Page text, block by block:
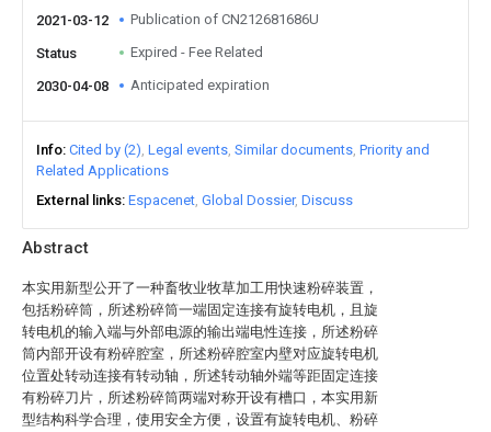
Abstract
本实用新型公开了一种畜牧业牧草加工用快速粉碎装置，
包括粉碎筒，所述粉碎筒一端固定连接有旋转电机，且旋
转电机的输入端与外部电源的输出端电性连接，所述粉碎
筒内部开设有粉碎腔室，所述粉碎腔室内壁对应旋转电机
位置处转动连接有转动轴，所述转动轴外端等距固定连接
有粉碎刀片，所述粉碎筒两端对称开设有槽口，本实用新
型结构科学合理，使用安全方便，设置有旋转电机、粉碎
2021-03-12 Publication of CN212681686U
Status Expired - Fee Related
2030-04-08 Anticipated expiration
Info Cited by (2) Legal events Similar documents Priority and
Related Applications
External links Espacenet Global Dossier Discuss